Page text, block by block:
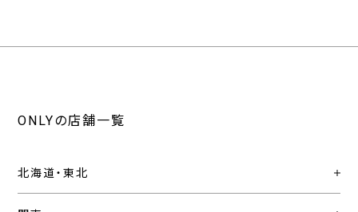
ONLYの店舗一覧
北海道・東北